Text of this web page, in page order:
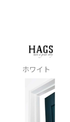
ホワイト